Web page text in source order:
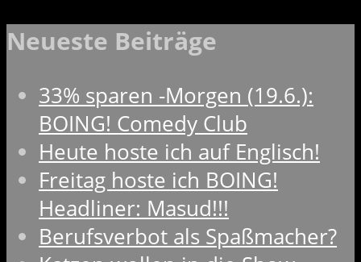
Neueste Beiträge
33% sparen -Morgen (19.6.):
BOING! Comedy Club
Heute hoste ich auf Englisch!
Freitag hoste ich BOING!
Headliner: Masud!!!
Berufsverbot als Spaßmacher?